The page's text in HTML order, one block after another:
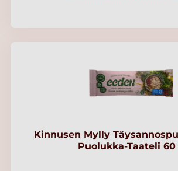
Kinnusen Mylly
Puolukka-Taateli 60